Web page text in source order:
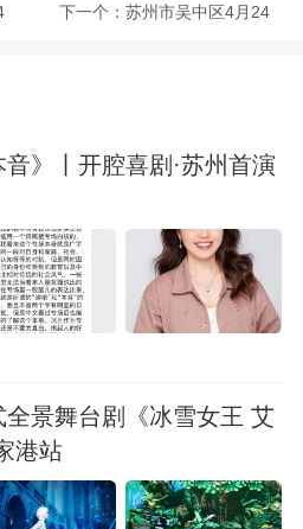
下一个： 苏州市吴中区4月24
》丨开腔喜剧·苏州首演
全景舞台剧《冰雪女王 艾
港站